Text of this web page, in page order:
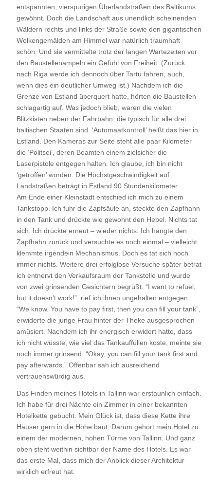
entspannten, vierspurigen Überlandstraßen des Baltikums
gewöhnt. Doch die Landschaft aus unendlich scheinenden
Wäldern rechts und links der Straße sowie den gigantischen
Wolkengemälden am Himmel war natürlich traumhaft
schön. Und sie vermittelte trotz der langen Wartezeiten vor
den Baustellenampeln ein Gefühl von Freiheit. (Zurück
nach Riga werde ich dennoch über Tartu fahren, auch,
wenn dies ein deutlicher Umweg ist.) Nachdem ich die
Grenze von Estland überquert hatte, hörten die Baustellen
schlagartig auf. Was jedoch blieb, waren die vielen
Blitzkisten neben der Fahrbahn, die typisch für alle drei
baltischen Staaten sind. ‘Automaatkontroll’ heißt das hier in
Estland. Den Kameras zur Seite steht alle paar Kilometer
die ‘Politsei’, deren Beamten einem zielsicher die
Laserpistole entgegen halten. Ich glaube, ich bin nicht
‘getroffen’ worden. Die Höchstgeschwindigkeit auf
Landstraßen beträgt in Estland 90 Stundenkilometer.
Am Ende einer Kleinstadt entschied ich mich zu einem
Tankstopp. Ich fuhr die Zapfsäule an, steckte den Zapfhahn
in den Tank und drückte wie gewohnt den Hebel. Nichts tat
sich. Ich drückte erneut – wieder nichts. Ich hängte den
Zapfhahn zurück und versuchte es noch einmal – vielleicht
klemmte irgendein Mechanismus. Doch es tat sich noch
immer nichts. Weitere drei erfolglose Versuche später betrat
ich entnervt den Verkaufsraum der Tankstelle und wurde
von zwei grinsenden Gesichtern begrüßt. “I want to refuel,
but it doesn’t work!”, rief ich ihnen ungehalten entgegen.
“We know. You have to pay first, then you can fill your tank”,
erwiderte die junge Frau hinter der Theke ausgesprochen
amüsiert. Nachdem ich ihr energisch erwidert hatte, dass
ich nicht wüsste, wie viel das Tankauffüllen koste, meinte sie
noch immer grinsend: “Okay, you can fill your tank first and
pay afterwards.” Offenbar sah ich ausreichend
vertrauenswürdig aus.
Das Finden meines Hotels in Tallinn war erstaunlich einfach.
Ich habe für drei Nächte ein Zimmer in einer bekannten
Hotelkette gebucht. Mein Glück ist, dass diese Kette ihre
Häuser gern in die Höhe baut. Darum gehört mein Hotel zu
einem der modernen, hohen Türme von Tallinn. Und ganz
oben steht weithin sichtbar der Name des Hotels. Es war
das erste Mal, dass mich der Anblick dieser Architektur
wirklich erfreut hat.